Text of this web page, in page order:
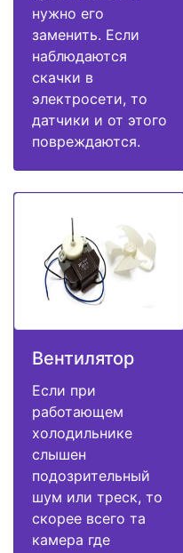
нужно его
заменить. Если
наблюдаются
скачки в
электросети, то
датчики и от этого
повреждаются.
Вентилятор
Если при
работающем
холодильнике
слышен
подозрительный
шум или треск, то
скорее всего та
камера где